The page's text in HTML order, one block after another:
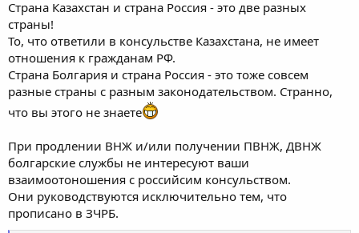
Страна Казахстан и страна Россия - это две разных
страны!
То, что ответили в консульстве Казахстана, не имеет
отношения к гражданам РФ.
Страна Болгария и страна Россия - это тоже совсем
разные страны с разным законодательством. Странно,
что вы этого не знаете
При продлении ВНЖ и/или получении ПВНЖ, ДВНЖ
болгарские службы не интересуют ваши
взаимоотоношения с российсим консульством.
Они руководствуются исключительно тем, что
прописано в ЗЧРБ.